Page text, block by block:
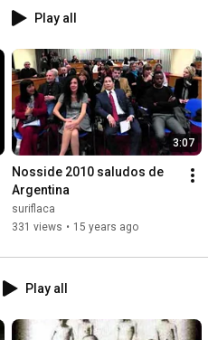
Play all
3:07
Nosside 2010 saludos de
Argentina
suriflaca
331 views • 15 years ago
Play all